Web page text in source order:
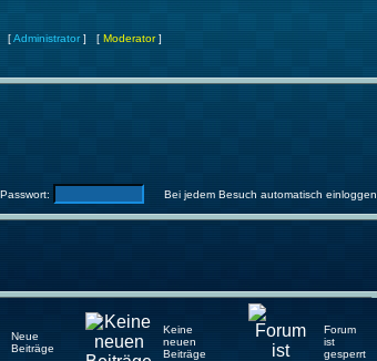
[Administrator] [ Moderator]
Bei jedem Besuch automatisch einloggen
Neue
Beiträge
Keine
neuen
Beiträge
Forum
ist
gesperrt